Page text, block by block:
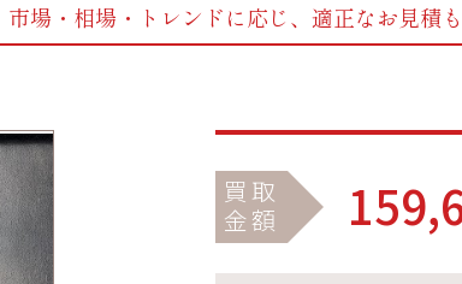
場・相場・トレンドに応じ、 適正なお見積
買取
金額